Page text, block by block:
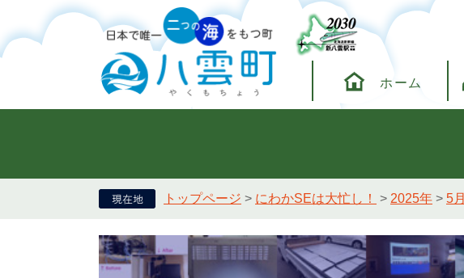
ホーム
トップページ > にわかSEは大忙し！ > 2025年 > 5月